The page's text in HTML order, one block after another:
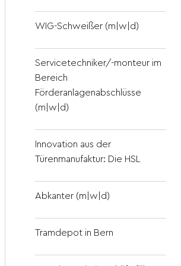
WIG-Schweißer (m|w|d)
Servicetechniker/-monteur im
Bereich
Förderanlagenabschlüsse
(m|w|d)
Innovation aus der
Türenmanufaktur: Die HSL
Abkanter (m|w|d)
Tramdepot in Bern